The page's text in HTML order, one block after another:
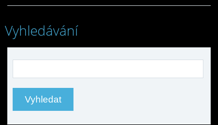
Vyhledávání